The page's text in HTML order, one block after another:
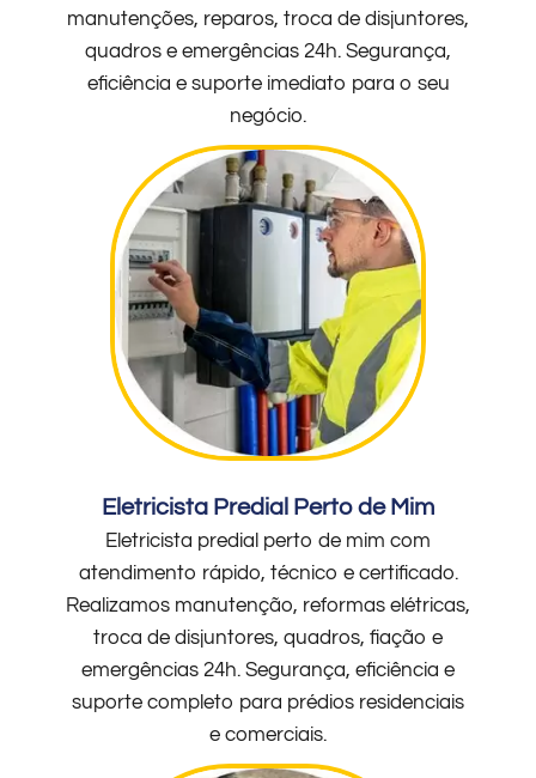
manutenções, reparos, troca de disjuntores,
quadros e emergências 24h. Segurança,
eficiência e suporte imediato para o seu
negócio.
Eletricista Predial Perto de Mim
Eletricista predial perto de mim com
atendimento rápido, técnico e certificado.
Realizamos manutenção, reformas elétricas,
troca de disjuntores, quadros, fiação e
emergências 24h. Segurança, eficiência e
suporte completo para prédios residenciais
e comerciais.